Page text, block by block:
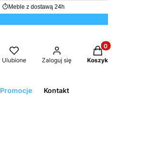
⏱ Meble z dostawą 24h
Ulubione Zaloguj się
Produkty w
Koszyk
Promocje Kontakt